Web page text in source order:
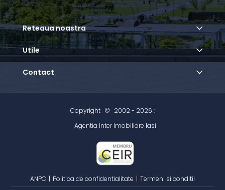
Reteaua noastra
Utile
Contact
Copyright © 2002 - 2026 :
Agentia Inter Imobiliare Iasi
ANPC | Politica de confidentialitate | Termeni si conditii